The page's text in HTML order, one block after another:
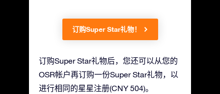
订购Super Star礼物！
订购Super Star礼物后，您还可以从您的
OSR帐户再订购一份Super Star礼物，以
进行相同的星星注册(CNY 504)。